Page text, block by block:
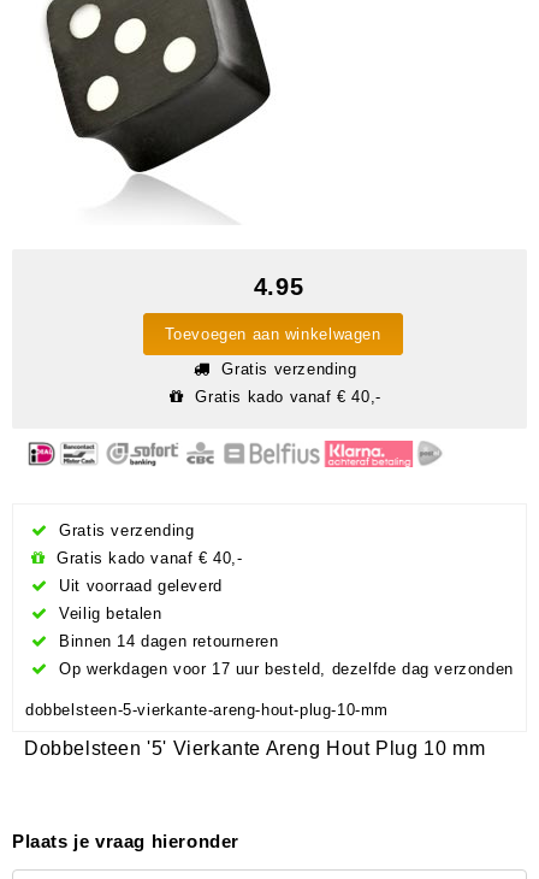
4.95
Toevoegen aan winkelwagen
Gratis verzending
Gratis kado vanaf € 40,-
Gratis verzending
Gratis kado vanaf € 40,-
Uit voorraad geleverd
Veilig betalen
Binnen 14 dagen retourneren
Op werkdagen voor 17 uur besteld, dezelfde dag verzonden
dobbelsteen-5-vierkante-areng-hout-plug-10-mm
Dobbelsteen '5' Vierkante Areng Hout Plug 10 mm
Plaats je vraag hieronder